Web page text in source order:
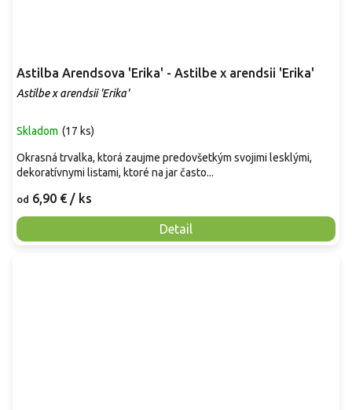
Astilba Arendsova 'Erika' - Astilbe x arendsii 'Erika'
Astilbe x arendsii 'Erika'
Skladom (17 ks)
od 6,90 € / ks
Detail
Okrasná trvalka, ktorá zaujme predovšetkým svojimi lesklými,
dekoratívnymi listami, ktoré na jar často...